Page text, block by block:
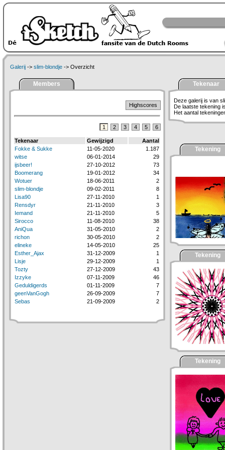
Galerij -> slim-blondje -> Overzicht
Members
Highscores
1 2 3 4 5 6
Tekenaar Gewijzigd
Aantal
Fokke & Sukke
11-05-2020
1.187
witse
06-01-2014
29
ijsbeer!
27-10-2012
73
Boomerang
19-01-2012
34
Wotuer
18-06-2011
2
slim-blondje
09-02-2011
8
Lisa90
27-11-2010
1
Rensdyr
21-11-2010
3
Iemand
21-11-2010
5
Sirocco
11-08-2010
38
AniQua
31-05-2010
2
richon
30-05-2010
2
elineke
14-05-2010
25
Esther_Ajax
31-12-2009
1
Lisje
29-12-2009
1
Tozty
27-12-2009
43
Izzyke
07-11-2009
46
Geduldigerds
01-11-2009
7
geenVanGogh
26-09-2009
7
Sebas
21-09-2009 2
Tekenaar
Deze galerij is van
De laatste tekening
Het aantal
Tekening
Tekening
Tekening